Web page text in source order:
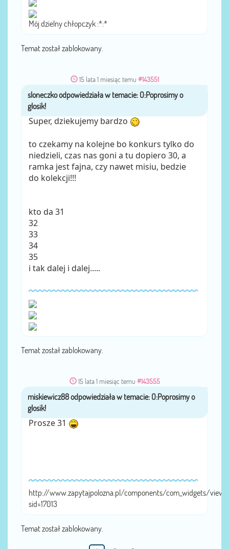
Mój dzielny chłopczyk :*:*
Temat został zablokowany.
15 lata 1 miesiąc temu #143551
przezsloneczko
Super, dziekujemy bardzo
to czekamy na kolejne bo konkurs tylko do
niedzieli, czas nas goni a tu dopiero 30, a
ramka jest fajna, czy nawet misiu, bedzie
do kolekcji!!!
kto da 31
32
33
34
35
i tak dalej i dalej.....
Temat został zablokowany.
15 lata 1 miesiąc temu #143555
przezmiskiewicz88
Prosze 31
http://www.zapytajpolozna.pl/components/com_widgets/
sid=17013
Temat został zablokowany.